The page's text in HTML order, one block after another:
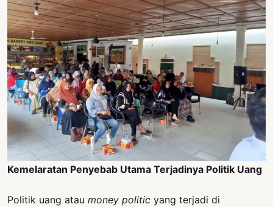
Kemelaratan Penyebab Utama Terjadinya Politik Uang
Politik uang atau money politic yang terjadi di